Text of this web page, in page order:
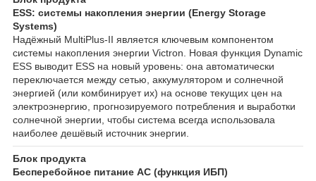
ESS: системы накопления энергии (Energy Storage
Systems)
Надёжный MultiPlus-II является ключевым компонентом
системы накопления энергии Victron. Новая функция Dynamic
ESS выводит ESS на новый уровень: она автоматически
переключается между сетью, аккумулятором и солнечной
энергией (или комбинирует их) на основе текущих цен на
электроэнергию, прогнозируемого потребления и выработки
солнечной энергии, чтобы система всегда использовала
наиболее дешёвый источник энергии.
Блок продукта
Бесперебойное питание AC (функция ИБП)